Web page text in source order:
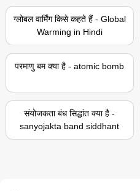
ग्लोबल वार्मिंग किसे कहते हैं - Global
Warming in Hindi
परमाणु बम क्या है - atomic bomb
संयोजकता बंध सिद्धांत क्या है -
sanyojakta band siddhant